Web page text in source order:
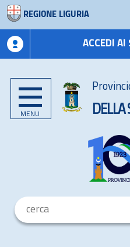
REGIONE LIGURIA
ACCEDI AI
MENU DELLA